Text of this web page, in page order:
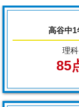
高谷中1
理科
85